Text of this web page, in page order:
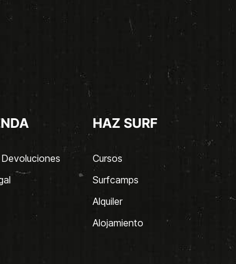
HAZ SURF
Cursos
Surfcamps
Alquiler
Alojamiento